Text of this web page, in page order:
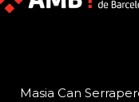
Masia Can